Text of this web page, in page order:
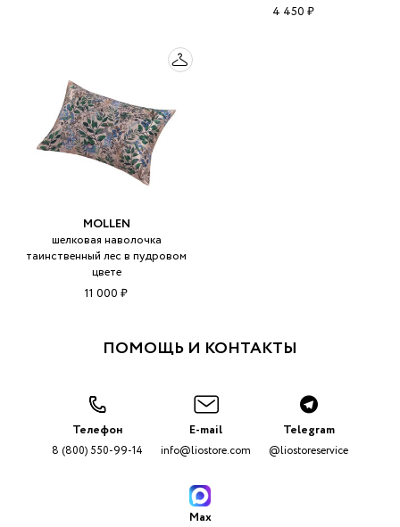
4 450 ₽
MOLLEN
шелковая наволочка
таинственный лес в пудровом
цвете
11 000 ₽
ПОМОЩЬ И КОНТАКТЫ
Телефон
8 (800) 550-99-14
E-mail
info@liostore.com
Telegram
@liostoreservice
Max